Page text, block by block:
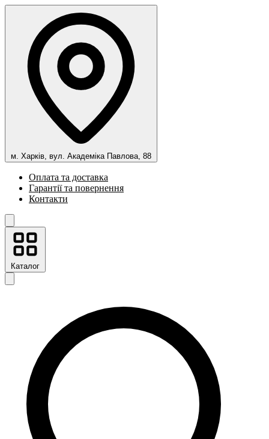
м. Харків, вул. Академіка Павлова, 88
Оплата та доставка
Гарантії та повернення
Контакти
Каталог